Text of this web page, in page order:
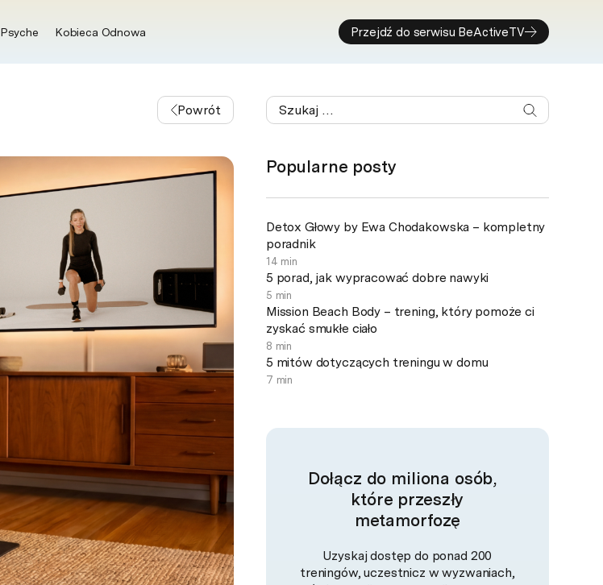
Psyche Kobieca Odnowa Przejdź do serwisu BeActiveTV
Powrót
Popularne posty
Detox Głowy by Ewa Chodakowska – kompletny
poradnik
14 min
5 porad, jak wypracować dobre nawyki
5 min
Mission Beach Body – trening, który pomoże ci
zyskać smukłe ciało
8 min
5 mitów dotyczących treningu w domu
7 min
Dołącz do miliona osób,
które przeszły
metamorfozę
Uzyskaj dostęp do ponad 200
treningów, uczestnicz w wyzwaniach,